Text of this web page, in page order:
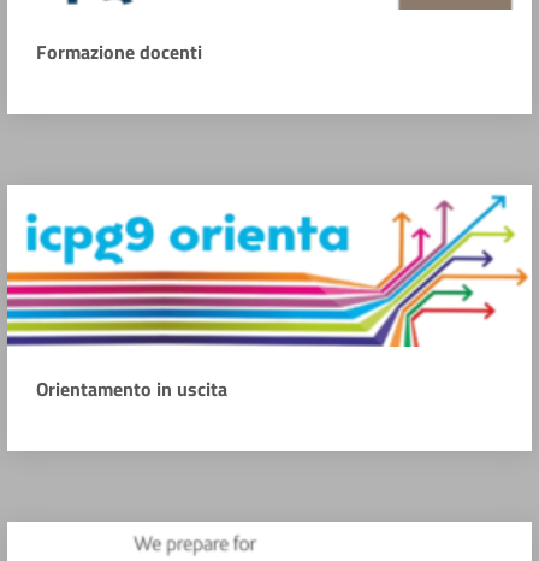
Formazione docenti
Orientamento in uscita